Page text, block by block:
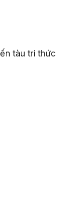
tàu tri thức